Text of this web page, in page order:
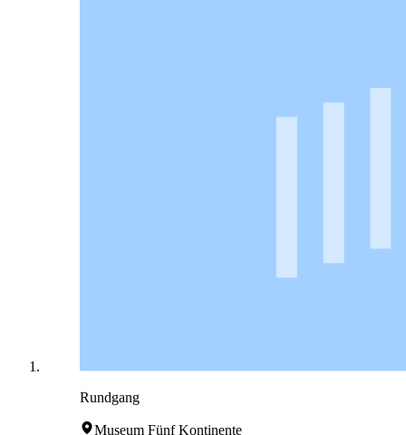
Rundgang
Museum Fünf Kontinente